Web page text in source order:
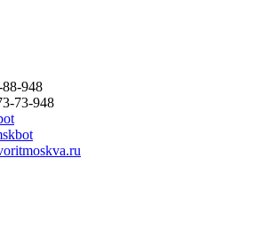
948
73-948